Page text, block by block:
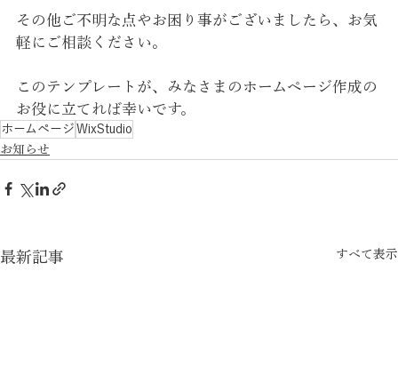
その他ご不明な点やお困り事がございましたら、お気
軽にご相談ください。
このテンプレートが、みなさまのホームページ作成の
お役に立てれば幸いです。
ホームページ WixStudio
お知らせ
最新記事 すべて表示